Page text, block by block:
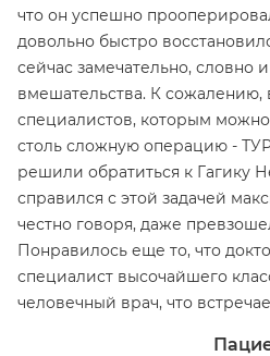
что он успешно
довольно быстро
сейчас замечательно, словно
вмешательства. К сожалению,
специалистов, которым
столь сложную операцию -
решили обратиться к Гагику
справился с этой задачей
честно говоря, даже
Понравилось еще то, что
специалист высочайшего
человечный врач, что